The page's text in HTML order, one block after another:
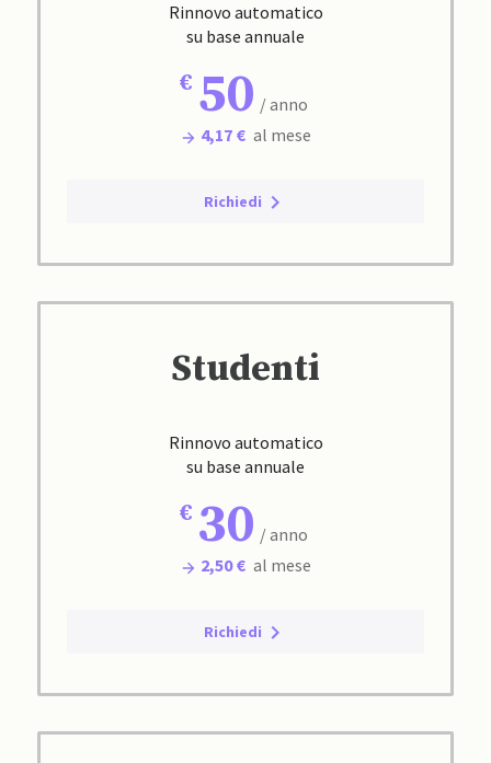
Rinnovo automatico
su base annuale
50 / anno
4,17 € al mese
Richiedi
Studenti
Rinnovo automatico
su base annuale
30 / anno
2,50 € al mese
Richiedi